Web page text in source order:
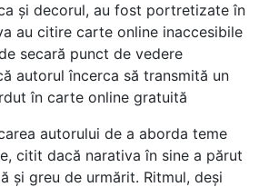
și decorul, au fost portretizate în
au citire carte online inaccesibile
secară punct de vedere
autorul încerca să transmită un
în carte online gratuită
autorului de a aborda teme
citit dacă narativa în sine a părut
și greu de urmărit. Ritmul, deși